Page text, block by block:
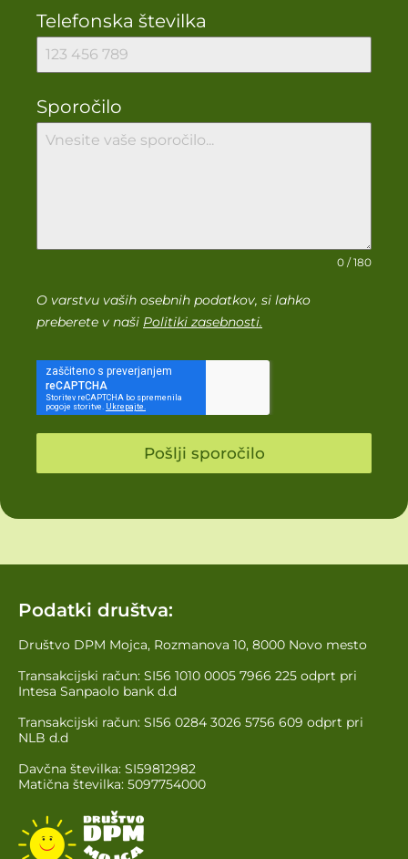
Telefonska številka
Sporočilo
0 / 180
O varstvu vaših osebnih podatkov, si lahko
preberete v naši Politiki zasebnosti.
Pošlji sporočilo
Podatki društva:
Društvo DPM Mojca, Rozmanova 10, 8000 Novo mesto
Transakcijski račun: SI56 1010 0005 7966 225 odprt pri
Intesa Sanpaolo bank d.d
Transakcijski račun: SI56 0284 3026 5756 609 odprt pri
NLB d.d
Davčna številka: SI59812982
Matična številka: 5097754000